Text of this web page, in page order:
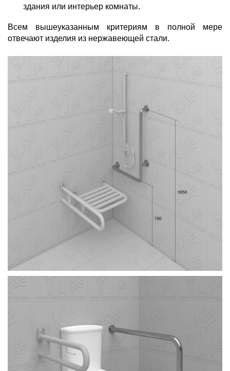
здания или интерьер комнаты.
Всем вышеуказанным критериям в полной мере
отвечают изделия из нержавеющей стали.